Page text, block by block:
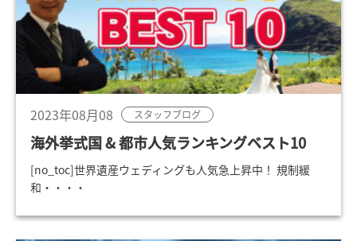
2023年08月08 スタッフブログ
海外挙式国 & 都市人気ランキングベスト10
[no_toc]世界遺産ウェディングも人気急上昇中！ 規制緩
和・・・・